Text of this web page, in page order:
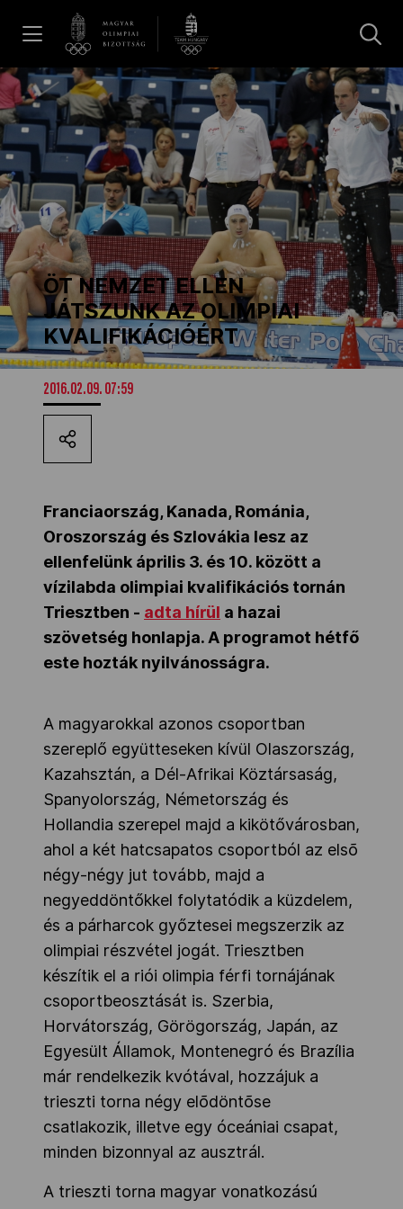
Hírek
Galéria
Dakar 2026
Los Angeles 2028
MOB
Kettőskarrier-program
NOB
Társszervezetek
OVEP
ÖT NEMZET ELLEN
JÁTSZUNK AZ OLIMPIAI
KVALIFIKÁCIÓÉRT
2016.02.09. 07:59
Franciaország, Kanada, Románia,
Oroszország és Szlovákia lesz az
ellenfelünk április 3. és 10. között a
vízilabda olimpiai kvalifikációs tornán
Triesztben - adta hírül a hazai
szövetség honlapja. A programot hétfő
este hozták nyilvánosságra.
A magyarokkal azonos csoportban
szereplő együtteseken kívül Olaszország,
Kazahsztán, a Dél-Afrikai Köztársaság,
Spanyolország, Németország és
Hollandia szerepel majd a kikötővárosban,
ahol a két hatcsapatos csoportból az elsõ
négy-négy jut tovább, majd a
negyeddöntőkkel folytatódik a küzdelem,
és a párharcok győztesei megszerzik az
olimpiai részvétel jogát. Triesztben
készítik el a riói olimpia férfi tornájának
csoportbeosztását is. Szerbia,
Horvátország, Görögország, Japán, az
Egyesült Államok, Montenegró és Brazília
már rendelkezik kvótával, hozzájuk a
trieszti torna négy elõdöntõse
csatlakozik, illetve egy óceániai csapat,
minden bizonnyal az ausztrál.
A trieszti torna magyar vonatkozású